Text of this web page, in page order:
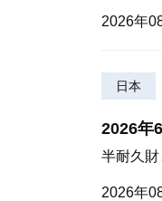
2026年
日本
2026年
半耐久
2026年